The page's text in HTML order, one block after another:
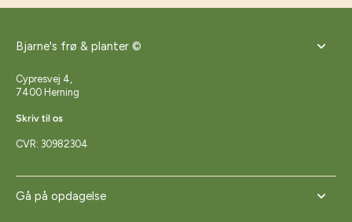
Bjarne's frø & planter ©
Cypresvej 4,
7400 Herning
Skriv til os
CVR: 30982304
Gå på opdagelse